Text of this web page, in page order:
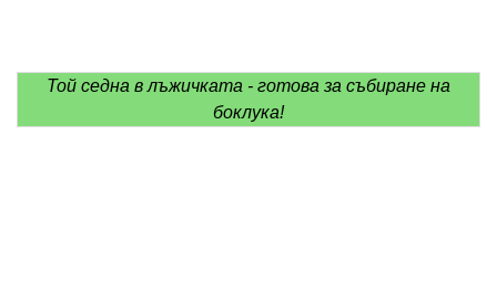
Той седна в лъжичката - готова за събиране на
боклука!